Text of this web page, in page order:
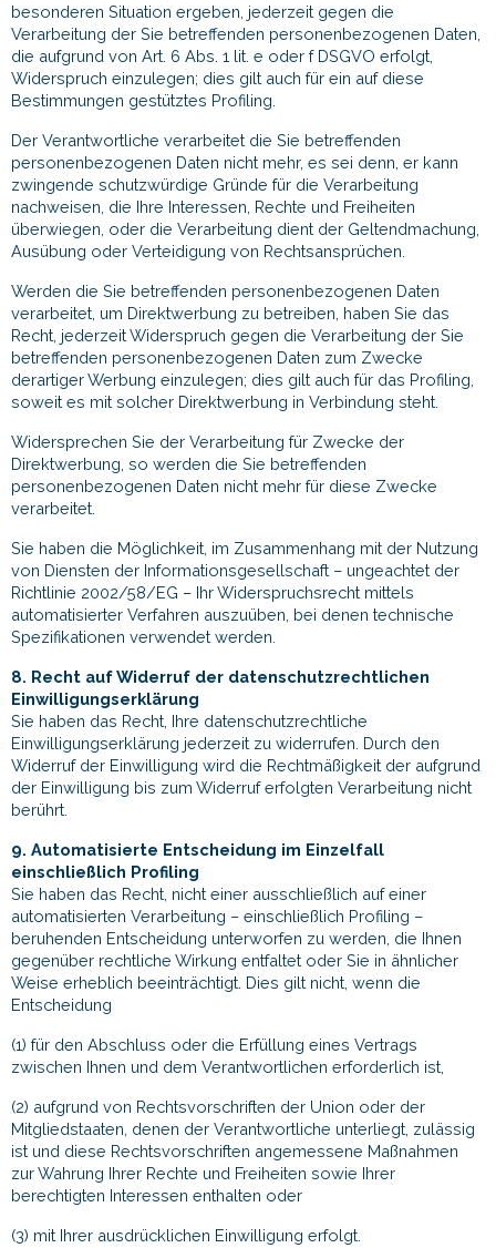
besonderen Situation ergeben, jederzeit gegen die
Verarbeitung der Sie betreffenden personenbezogenen Daten,
die aufgrund von Art. 6 Abs. 1 lit. e oder f DSGVO erfolgt,
Widerspruch einzulegen; dies gilt auch für ein auf diese
Bestimmungen gestütztes Profiling.
Der Verantwortliche verarbeitet die Sie betreffenden
personenbezogenen Daten nicht mehr, es sei denn, er kann
zwingende schutzwürdige Gründe für die Verarbeitung
nachweisen, die Ihre Interessen, Rechte und Freiheiten
überwiegen, oder die Verarbeitung dient der Geltendmachung,
Ausübung oder Verteidigung von Rechtsansprüchen.
Werden die Sie betreffenden personenbezogenen Daten
verarbeitet, um Direktwerbung zu betreiben, haben Sie das
Recht, jederzeit Widerspruch gegen die Verarbeitung der Sie
betreffenden personenbezogenen Daten zum Zwecke
derartiger Werbung einzulegen; dies gilt auch für das Profiling,
soweit es mit solcher Direktwerbung in Verbindung steht.
Widersprechen Sie der Verarbeitung für Zwecke der
Direktwerbung, so werden die Sie betreffenden
personenbezogenen Daten nicht mehr für diese Zwecke
verarbeitet.
Sie haben die Möglichkeit, im Zusammenhang mit der Nutzung
von Diensten der Informationsgesellschaft – ungeachtet der
Richtlinie 2002/58/EG – Ihr Widerspruchsrecht mittels
automatisierter Verfahren auszuüben, bei denen technische
Spezifikationen verwendet werden.
8. Recht auf Widerruf der datenschutzrechtlichen
Einwilligungserklärung
Sie haben das Recht, Ihre datenschutzrechtliche
Einwilligungserklärung jederzeit zu widerrufen. Durch den
Widerruf der Einwilligung wird die Rechtmäßigkeit der aufgrund
der Einwilligung bis zum Widerruf erfolgten Verarbeitung nicht
berührt.
9. Automatisierte Entscheidung im Einzelfall
einschließlich Profiling
Sie haben das Recht, nicht einer ausschließlich auf einer
automatisierten Verarbeitung – einschließlich Profiling –
beruhenden Entscheidung unterworfen zu werden, die Ihnen
gegenüber rechtliche Wirkung entfaltet oder Sie in ähnlicher
Weise erheblich beeinträchtigt. Dies gilt nicht, wenn die
Entscheidung
(1) für den Abschluss oder die Erfüllung eines Vertrags
zwischen Ihnen und dem Verantwortlichen erforderlich ist,
(2) aufgrund von Rechtsvorschriften der Union oder der
Mitgliedstaaten, denen der Verantwortliche unterliegt, zulässig
ist und diese Rechtsvorschriften angemessene Maßnahmen
zur Wahrung Ihrer Rechte und Freiheiten sowie Ihrer
berechtigten Interessen enthalten oder
(3) mit Ihrer ausdrücklichen Einwilligung erfolgt.